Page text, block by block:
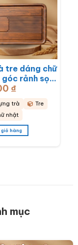
tre dáng chữ
rảnh sọc
BT-
₫
trà
Tre
nhật
hàng
mục